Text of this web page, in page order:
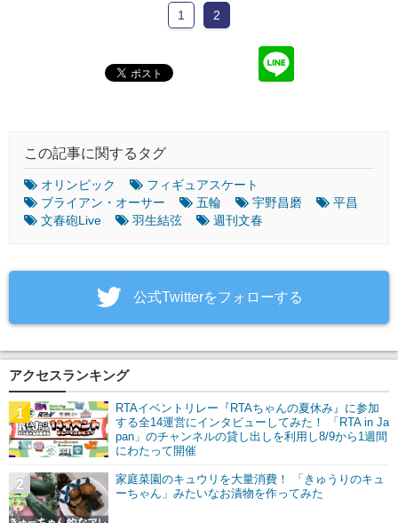
1 2
この記事に関するタグ
オリンピック
フィギュアスケート
ブライアン・オーサー
五輪 宇野昌磨
平昌
文春砲Live
羽生結弦 週刊文春
‎公式Twitterをフォローする
アクセスランキング
RTAイベントリレー『RTAちゃんの夏休み』に参加
する全14運営にインタビューしてみた！ 「RTA in Ja
pan」のチャンネルの貸し出しを利用し8/9から1週間
にわたって開催
1
家庭菜園のキュウリを大量消費！ 「きゅうりのキュ
ーちゃん」みたいなお漬物を作ってみた
2